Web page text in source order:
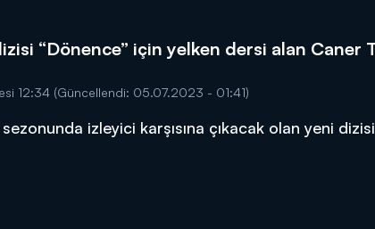
DİĞER SONUÇLAR
“Dönence” için yelken dersi alan Caner
12:34 (Güncellendi: 05.07.2023 - 01:41)
sezonunda izleyici karşısına çıkacak olan yeni